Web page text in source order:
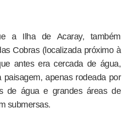
a Ilha de Acaray, também
Cobras (localizada próximo à
antes era cercada de água,
paisagem, apenas rodeada por
de água e grandes áreas de
submersas.